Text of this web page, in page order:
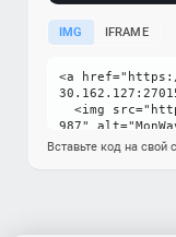
IMG IFRAME
Вставьте код на свой